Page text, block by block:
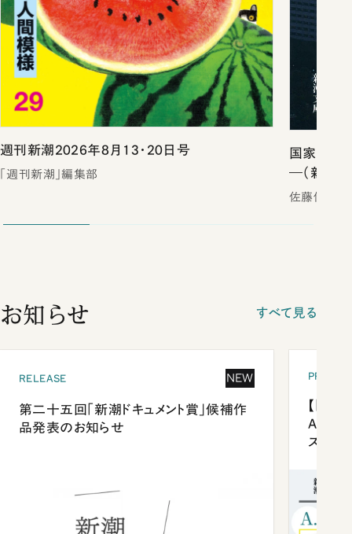
週刊新潮2026年8月13・20日号
「週刊新潮」編集部
国家の罠
―（新潮文
佐藤優
お知らせ すべて見る
RELEASE NEW
第二十五回「新潮ドキュメント賞」候補作
品発表のお知らせ
【「新
ズプレ